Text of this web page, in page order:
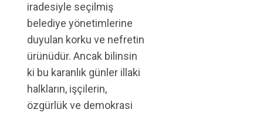
iradesiyle seçilmiş
belediye yönetimlerine
duyulan korku ve nefretin
ürünüdür. Ancak bilinsin
ki bu karanlık günler illaki
halkların, işçilerin,
özgürlük ve demokrasi